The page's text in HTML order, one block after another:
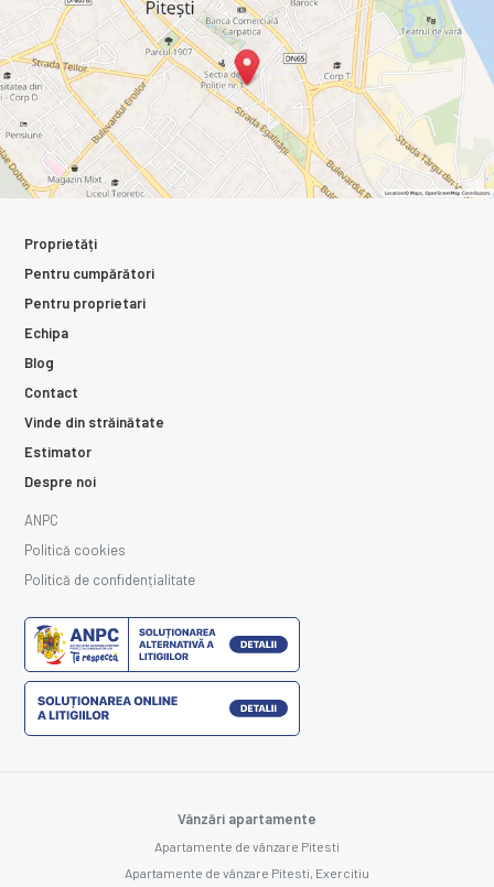
Proprietăți
Pentru cumpărători
Pentru proprietari
Echipa
Blog
Contact
Vinde din străinătate
Estimator
Despre noi
ANPC
Politică cookies
Politică de confidențialitate
Vânzări apartamente
Apartamente de vânzare Pitesti
Apartamente de vânzare Pitesti, Exercitiu